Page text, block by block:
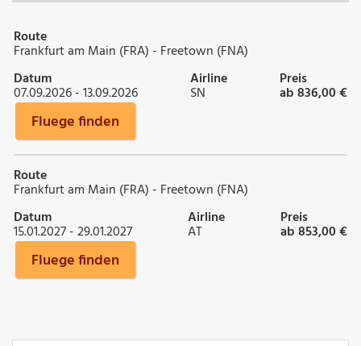
Route
Frankfurt am Main (FRA) - Freetown (FNA)
Datum
07.09.2026 - 13.09.2026
Airline
SN
Preis
ab 836,00 €
Fluege finden
Route
Frankfurt am Main (FRA) - Freetown (FNA)
Datum
15.01.2027 - 29.01.2027
Airline
AT
Preis
ab 853,00 €
Fluege finden